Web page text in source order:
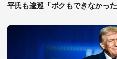
平氏も逡巡「ボクもできなかった